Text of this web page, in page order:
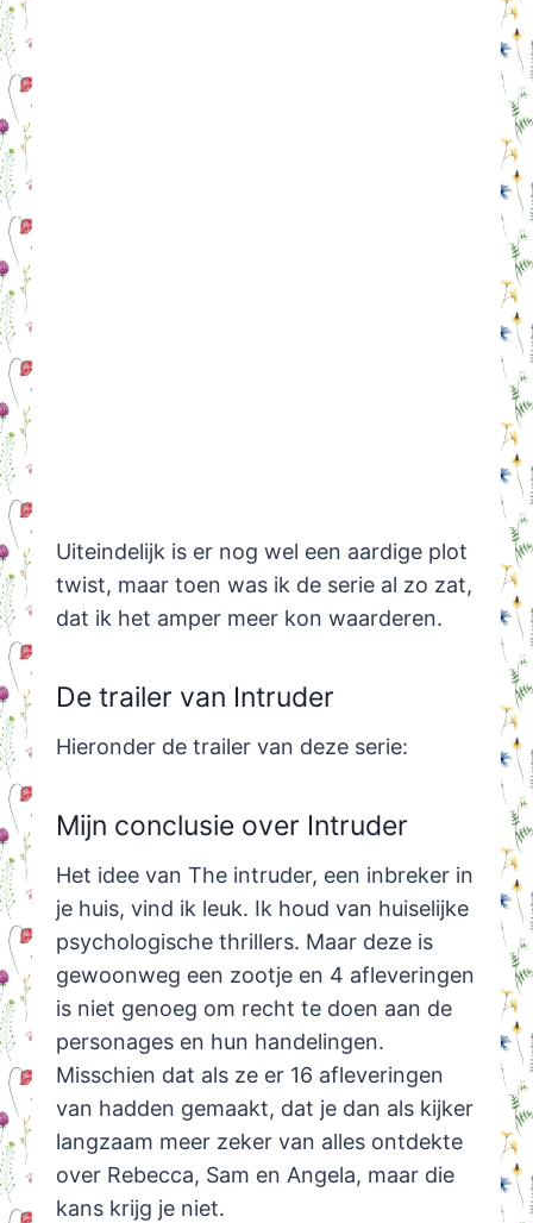
Uiteindelijk is er nog wel een aardige plot
twist, maar toen was ik de serie al zo zat,
dat ik het amper meer kon waarderen.
De trailer van Intruder
Hieronder de trailer van deze serie:
Mijn conclusie over Intruder
Het idee van The intruder, een inbreker in
je huis, vind ik leuk. Ik houd van huiselijke
psychologische thrillers. Maar deze is
gewoonweg een zootje en 4 afleveringen
is niet genoeg om recht te doen aan de
personages en hun handelingen.
Misschien dat als ze er 16 afleveringen
van hadden gemaakt, dat je dan als kijker
langzaam meer zeker van alles ontdekte
over Rebecca, Sam en Angela, maar die
kans krijg je niet.